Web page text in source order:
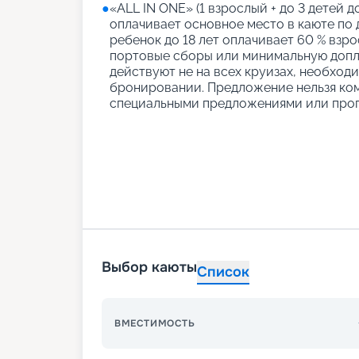
●«АLL IN ONE» (1 взрослый + до 3 детей
оплачивает основное место в каюте
ребенок до 18 лет оплачивает 60 %
портовые сборы или минимальную
действуют не на всех круизах,
бронировании. Предложение нельзя
специальными предложениями или
Выбор каютыСписок
ВМЕСТИМОСТЬ